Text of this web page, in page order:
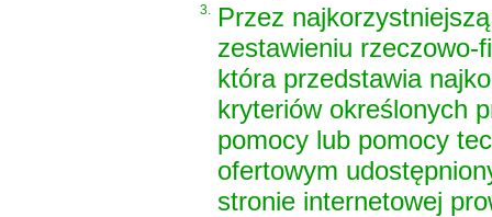
3.
Przez
zestawieniu rzeczowo-
która przedstawia
kryteriów określonych
pomocy lub pomocy
ofertowym
stronie internetowej